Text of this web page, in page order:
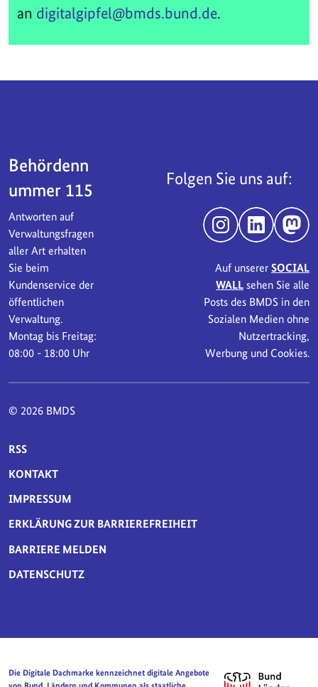
an digitalgipfel@bmds.bund.de.
Behördenn
ummer 115
Antworten auf
Verwaltungsfragen
aller Art erhalten
Sie beim
Kundenservice der
öffentlichen
Verwaltung.
Montag bis Freitag:
08:00 - 18:00 Uhr
Folgen Sie uns auf:
InstagramLinkedIn
Auf unserer SOCIAL
WALLsehen Sie alle
Posts des BMDS in den
Sozialen Medien ohne
Nutzertracking,
Werbung und Cookies.
© 2026 BMDS
SERVICE-NAVIGATION FUSSBEREICH
RSS
KONTAKT
IMPRESSUM
ERKLÄRUNG ZUR BARRIEREFREIHEIT
BARRIERE MELDEN
DATENSCHUTZ
Die Digitale Dachmarke kennzeichnet digitale Angebote